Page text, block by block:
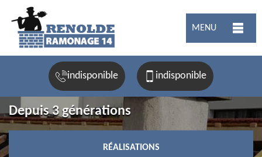
MENU
indisponible indisponible
Depuis 3 générations
RÉALISATIONS